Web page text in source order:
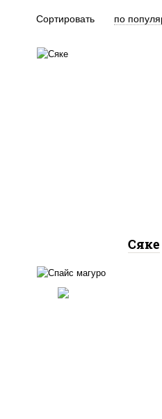
Сортировать по
Сяке